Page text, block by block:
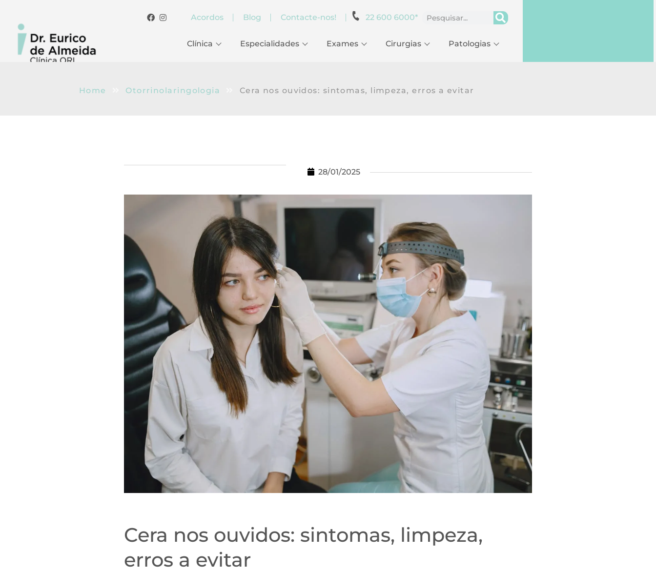
Acordos Blog Contacte-nos! 22 600 6000*
Clínica Especialidades Exames Cirurgias Patologias
Home Otorrinolaringologia Cera nos ouvidos: sintomas, limpeza, erros a evitar
28/01/2025
Cera nos ouvidos: sintomas, limpeza,
erros a evitar